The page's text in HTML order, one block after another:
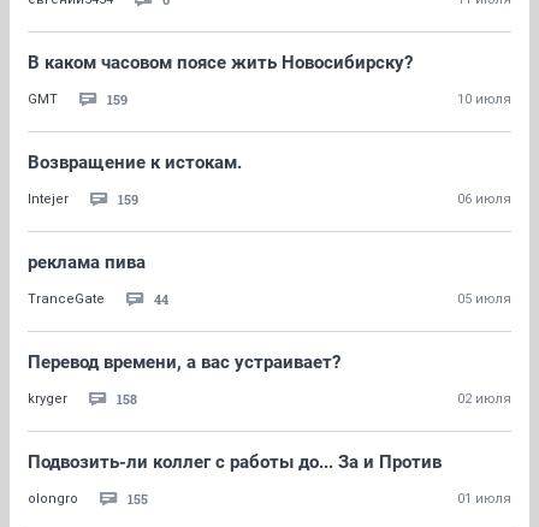
В каком часовом поясе жить Новосибирску?
GMT 159 10 июля
Возвращение к истокам.
Intejer 159 06 июля
реклама пива
TranceGate 44 05 июля
Перевод времени, а вас устраивает?
kryger 158 02 июля
Подвозить-ли коллег с работы до... За и Против
olongro 155 01 июля